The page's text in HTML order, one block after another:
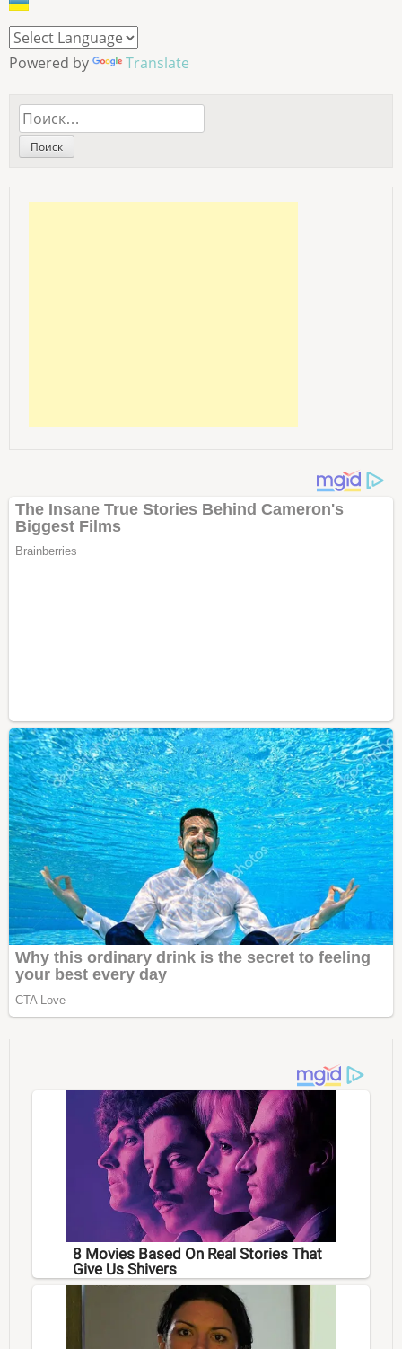
Powered by Translate
Найти:
8 Movies Based On Real Stories That
Give Us Shivers